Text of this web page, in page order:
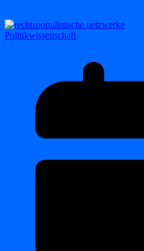
Politikwissenschaft